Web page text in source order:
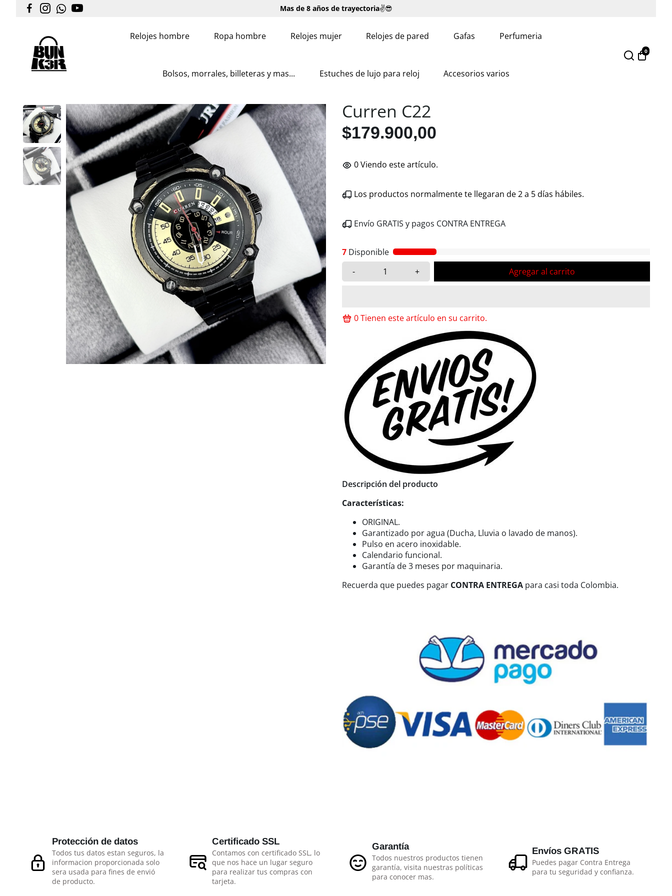
Mas de 8 años de trayectoria✌😎
Relojes hombre Ropa hombre Relojes mujer Relojes de pared Gafas Perfumeria
Bolsos, morrales, billeteras y mas... Estuches de lujo para reloj Accesorios varios
0
Curren C22
$179.900,00
0Viendo este artículo.
Los productos normalmente te llegaran de 2 a 5 días hábiles.
Envío GRATIS y pagos CONTRA ENTREGA
7 Disponible
-
+ Agregar al carrito
0Tienen este artículo en su carrito.
Descripción del producto
Características:
ORIGINAL.
Garantizado por agua (Ducha, Lluvia o lavado de manos).
Pulso en acero inoxidable.
Calendario funcional.
Garantía de 3 meses por maquinaria.
Recuerda que puedes pagar CONTRA ENTREGA para casi toda Colombia.
Protección de datos
Todos tus datos estan seguros, la
informacion proporcionada solo
sera usada para fines de envió
de producto.
Certificado SSL
Contamos con certificado SSL, lo
que nos hace un lugar seguro
para realizar tus compras con
tarjeta.
Garantía
Todos nuestros productos tienen
garantía, visita nuestras políticas
para conocer mas.
Envíos GRATIS
Puedes pagar Contra Entrega
para tu seguridad y confianza.